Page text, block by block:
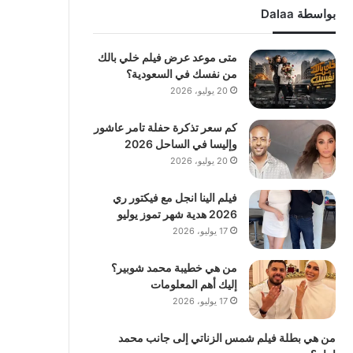
بواسطة Dalaa
متى موعد عرض فيلم خلي بالك
من نفسك في السعودية؟
20 يوليو، 2026
كم سعر تذكرة حفلة تامر عاشور
وإليسا في الساحل 2026
20 يوليو، 2026
فيلم الينا انجل مع فيكتور ري
2026 هدية شهر تموز يوليو
17 يوليو، 2026
من هي خطيبة محمد شوبير؟
إليك أهم المعلومات
17 يوليو، 2026
من هي بطلة فيلم شمس الزناتي إلى جانب محمد